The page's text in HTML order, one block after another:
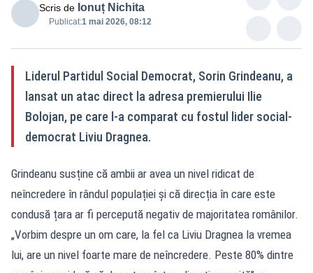
Scris de Ionuț Nichita
Publicat:1 mai 2026, 08:12
Liderul Partidul Social Democrat, Sorin Grindeanu, a
lansat un atac direct la adresa premierului Ilie
Bolojan, pe care l-a comparat cu fostul lider social-
democrat Liviu Dragnea.
Grindeanu susține că ambii ar avea un nivel ridicat de
neîncredere în rândul populației și că direcția în care este
condusă țara ar fi percepută negativ de majoritatea românilor.
„Vorbim despre un om care, la fel ca Liviu Dragnea la vremea
lui, are un nivel foarte mare de neîncredere. Peste 80% dintre